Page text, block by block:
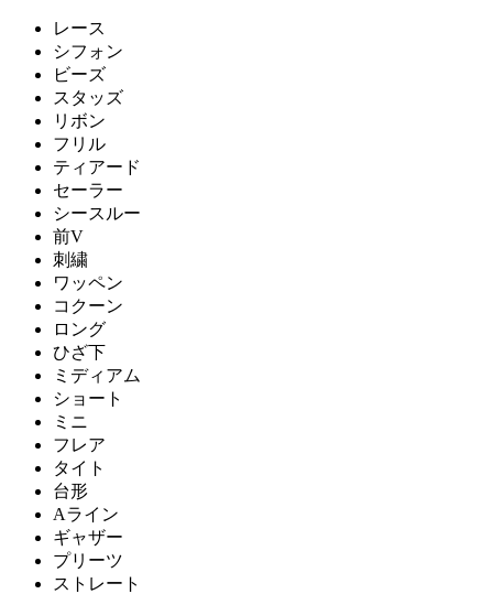
レース
シフォン
ビーズ
スタッズ
リボン
フリル
ティアード
セーラー
シースルー
前V
刺繍
ワッペン
コクーン
ロング
ひざ下
ミディアム
ショート
ミニ
フレア
タイト
台形
Aライン
ギャザー
プリーツ
ストレート